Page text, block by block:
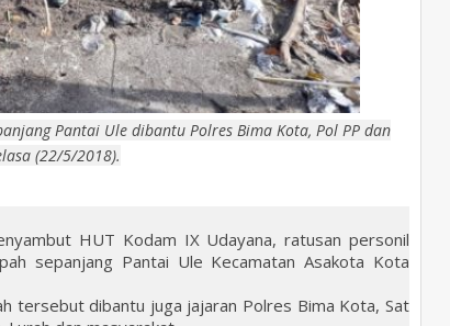
Pantai Ule dibantu Polres Bima Kota, Pol PP dan
(22/5/2018).
HUT Kodam IX Udayana, ratusan personil
sepanjang Pantai Ule Kecamatan Asakota Kota
tersebut dibantu juga jajaran Polres Bima Kota, Sat